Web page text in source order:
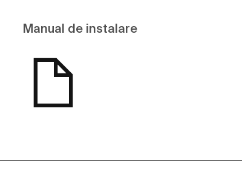
Manual de instalare